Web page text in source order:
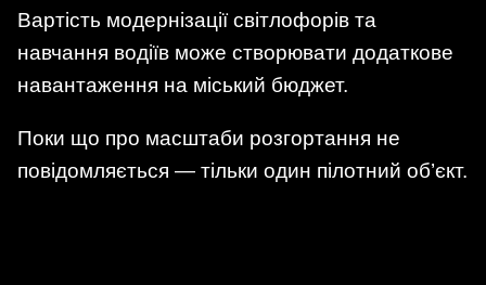
Вартість модернізації світлофорів та
навчання водіїв може створювати додаткове
навантаження на міський бюджет.
Поки що про масштаби розгортання не
повідомляється — тільки один пілотний об’єкт.